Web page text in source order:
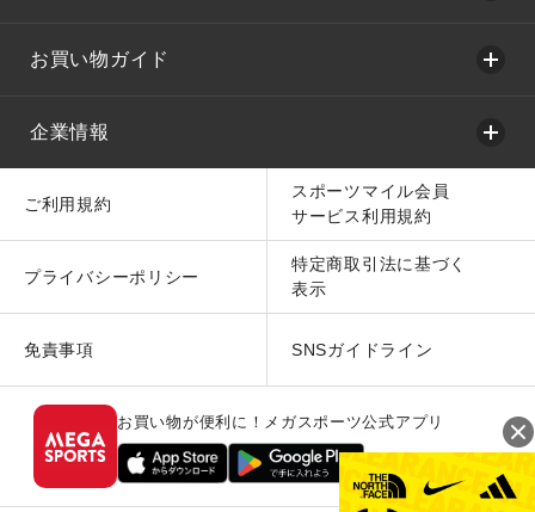
お買い物ガイド
企業情報
ご利用規約
スポーツマイル会員
サービス利用規約
プライバシーポリシー
特定商取引法に基づく
表示
免責事項 SNSガイドライン
お買い物が便利に！メガスポーツ公式アプリ